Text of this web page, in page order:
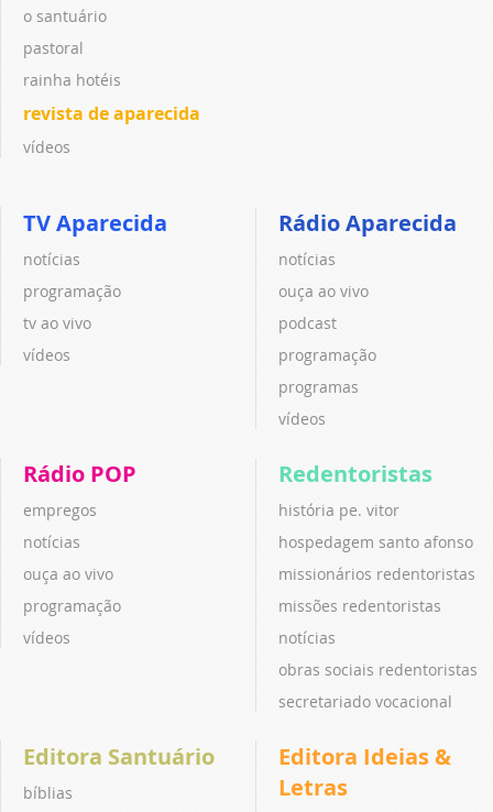
o santuário
pastoral
rainha hotéis
revista de aparecida
vídeos
TV Aparecida
notícias
programação
tv ao vivo
vídeos
Rádio Aparecida
notícias
ouça ao vivo
podcast
programação
programas
vídeos
Rádio POP
empregos
notícias
ouça ao vivo
programação
vídeos
Redentoristas
história pe. vitor
hospedagem santo afonso
missionários redentoristas
missões redentoristas
notícias
obras sociais redentoristas
secretariado vocacional
Editora Santuário
bíblias
Editora Ideias &
Letras